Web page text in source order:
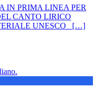
IN PRIMA LINEA PER
CANTO LIRICO
UNESCO […]